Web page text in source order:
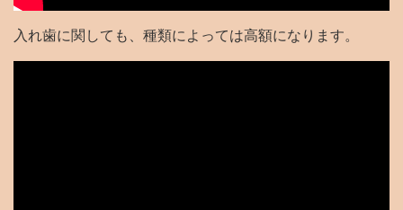
入れ歯に関しても、種類によっては高額になります。